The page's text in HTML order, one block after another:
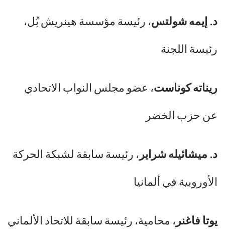
د. إيمه شولتس، رئيسة مؤسسة هينريش بُل،
رئيسة اللجنة
ريناته كوناست، عضو مجلس النواب الاتحادي
عن حزب الخضر
د. ميشائيله شراير، رئيسة سابقة لشبكة الحركة
الأوروبية في ألمانيا
يوتا فاغنر، محامية، رئيسة سابقة للاتحاد الألماني